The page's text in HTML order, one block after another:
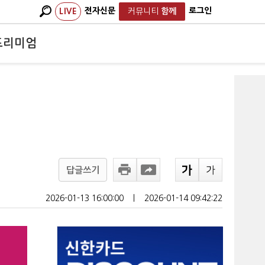
LIVE 전자신문 커뮤니티 함께 로그인
리미엄
답글쓰기
2026-01-13 16:00:00 2026-01-14 09:42:22